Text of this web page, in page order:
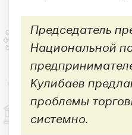
Председатель
Национальной
Кулибаев
проблемы
системно.